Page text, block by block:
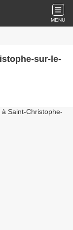
MENU
sur-le-